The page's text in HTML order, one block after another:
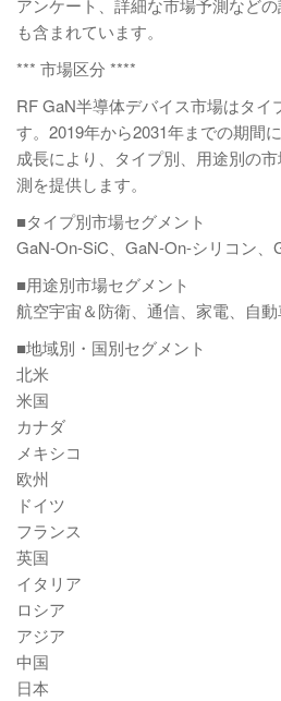
アンケート、詳細な市場予測など
も含まれています。
*** 市場区分 ****
RF GaN半導体デバイス市場はタイ
す。2019年から2031年までの期間
成長により、タイプ別、用途別の
測を提供します。
■タイプ別市場セグメント
GaN-On-SiC、GaN-On-シリコン、
■用途別市場セグメント
航空宇宙＆防衛、通信、家電、自
■地域別・国別セグメント
北米
米国
カナダ
メキシコ
欧州
ドイツ
フランス
英国
イタリア
ロシア
アジア
中国
日本